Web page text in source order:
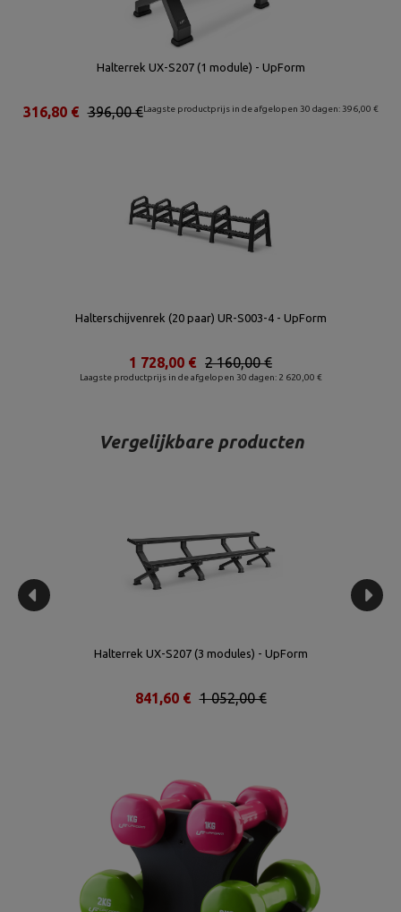
Halterrek UX-S207 (1 module) - UpForm
Laagste productprijs in de afgelopen 30 dagen: 396,00 €
396,00 €
316,80 €
Halterschijvenrek (20 paar) UR-S003-4 - UpForm
Laagste productprijs in de afgelopen 30 dagen: 2 620,00 €
2 160,00 €
1 728,00 €
Vergelijkbare producten
Halterrek UX-S207 (3 modules) - UpForm
1 052,00 €
841,60 €